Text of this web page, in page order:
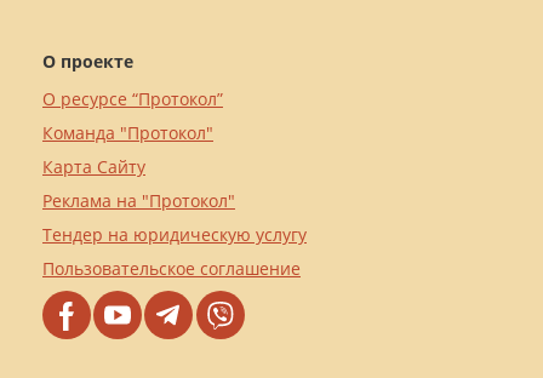
О проекте
О ресурсе “Протокол”
Команда "Протокол"
Карта Сайту
Реклама на "Протокол"
Тендер на юридическую услугу
Пользовательское соглашение